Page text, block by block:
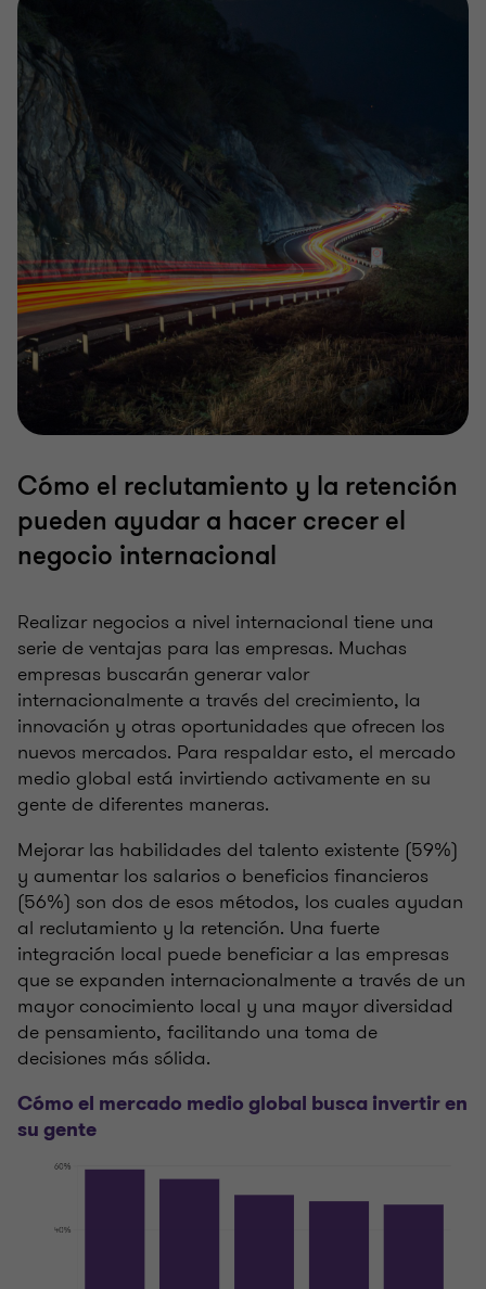
Cómo el reclutamiento y la retención
pueden ayudar a hacer crecer el
negocio internacional
Realizar negocios a nivel internacional tiene una
serie de ventajas para las empresas. Muchas
empresas buscarán generar valor
internacionalmente a través del crecimiento, la
innovación y otras oportunidades que ofrecen los
nuevos mercados. Para respaldar esto, el mercado
medio global está invirtiendo activamente en su
gente de diferentes maneras.
Mejorar las habilidades del talento existente (59%)
y aumentar los salarios o beneficios financieros
(56%) son dos de esos métodos, los cuales ayudan
al reclutamiento y la retención. Una fuerte
integración local puede beneficiar a las empresas
que se expanden internacionalmente a través de un
mayor conocimiento local y una mayor diversidad
de pensamiento, facilitando una toma de
decisiones más sólida.
Cómo el mercado medio global busca invertir en
su gente